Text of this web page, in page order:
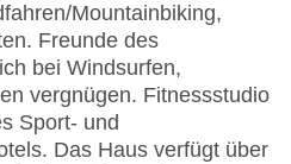
Mountainbiking,
Freunde des
bei Windsurfen,
vergnügen. Fitnessstudio
Sport- und
Das Haus verfügt über